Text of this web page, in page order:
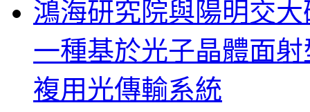
鴻海研究院與陽明交
一種基於光子晶體面
複用光傳輸系統